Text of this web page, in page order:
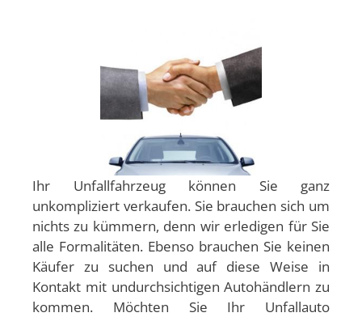
Ihr Unfallfahrzeug können Sie ganz
unkompliziert verkaufen. Sie brauchen sich um
nichts zu kümmern, denn wir erledigen für Sie
alle Formalitäten. Ebenso brauchen Sie keinen
Käufer zu suchen und auf diese Weise in
Kontakt mit undurchsichtigen Autohändlern zu
kommen. Möchten Sie Ihr Unfallauto